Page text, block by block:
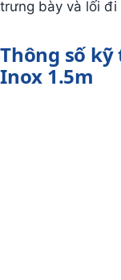
trưng bày và lối đi
Thông số
Inox 1.5m